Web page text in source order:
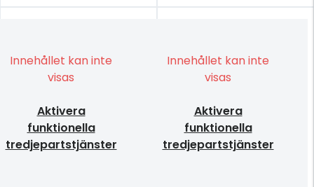
Innehållet kan inte
visas
Aktivera
funktionella
tredjepartstjänster
Innehållet kan inte
visas
Aktivera
funktionella
tredjepartstjänster